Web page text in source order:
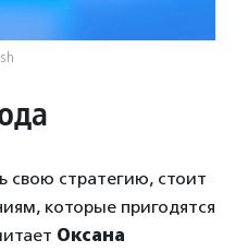
свою стратегию, стоит
которые пригодятся
Оксана